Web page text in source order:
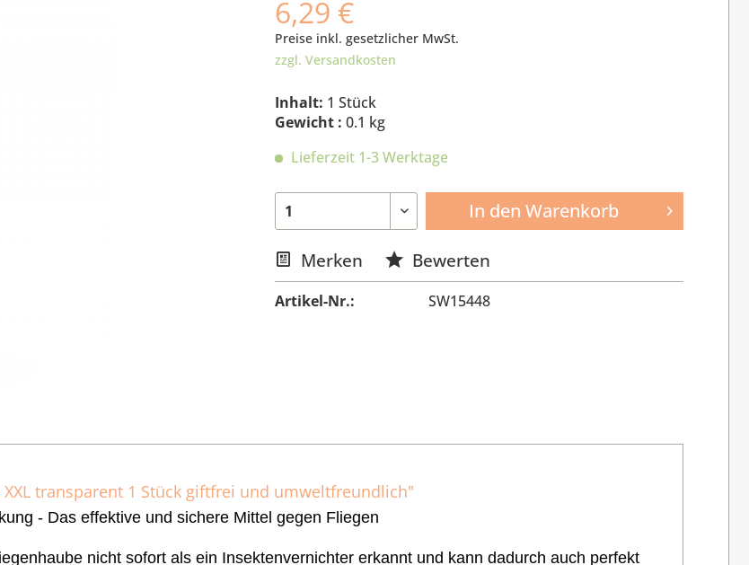
6,29 €
Preise inkl. gesetzlicher MwSt.
zzgl. Versandkosten
Inhalt: 1 Stück
Gewicht : 0.1 kg
Lieferzeit 1-3 Werktage
In den Warenkorb
Merken Bewerten
Artikel-Nr.: SW15448
transparent 1 Stück giftfrei und umweltfreundlich"
- Das effektive und sichere Mittel gegen Fliegen
nicht sofort als ein Insektenvernichter erkannt und kann dadurch auch perfekt